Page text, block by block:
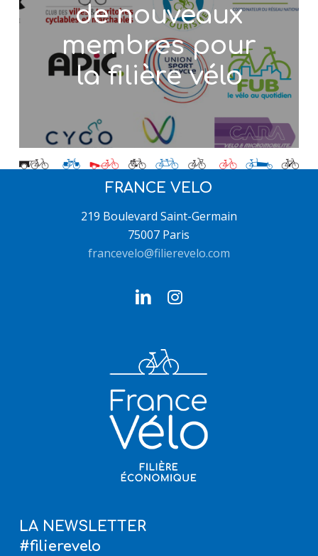
de nouveaux
membres pour
la filière vélo
FRANCE VELO
219 Boulevard Saint-Germain
75007 Paris
francevelo@filierevelo.com
LA NEWSLETTER
#filierevelo